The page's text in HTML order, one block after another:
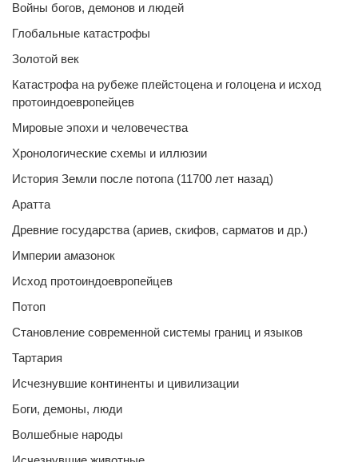
Войны богов, демонов и людей
Глобальные катастрофы
Золотой век
Катастрофа на рубеже плейстоцена и голоцена и исход
протоиндоевропейцев
Мировые эпохи и человечества
Хронологические схемы и иллюзии
История Земли после потопа (11700 лет назад)
Аратта
Древние государства (ариев, скифов, сарматов и др.)
Империи амазонок
Исход протоиндоевропейцев
Потоп
Становление современной системы границ и языков
Тартария
Исчезнувшие континенты и цивилизации
Боги, демоны, люди
Волшебные народы